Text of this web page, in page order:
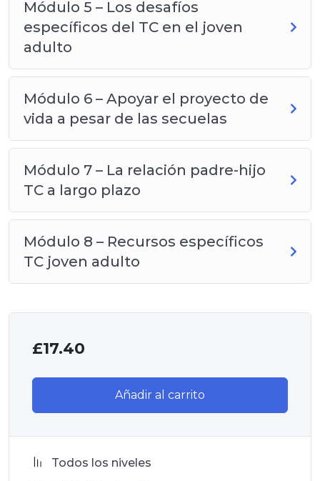
Módulo 5 – Los desafíos
específicos del TC en el joven
adulto
Módulo 6 – Apoyar el proyecto de
vida a pesar de las secuelas
Módulo 7 – La relación padre-hijo
TC a largo plazo
Módulo 8 – Recursos específicos
TC joven adulto
£17.40
Añadir al carrito
Todos los niveles